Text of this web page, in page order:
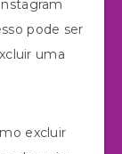
pode ser
uma
excluir